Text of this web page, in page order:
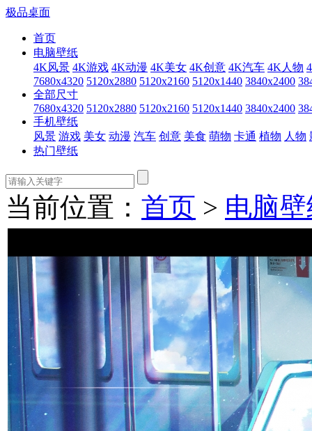
极品桌面
首页
电脑壁纸
4K风景 4K游戏 4K动漫 4K美女 4K创意 4K汽车 4K人物
7680x4320 5120x2880 5120x2160 5120x1440 3840x2400
全部尺寸
7680x4320 5120x2880 5120x2160 5120x1440 3840x2400
手机壁纸
风景 游戏 美女 动漫 汽车 创意 美食 萌物 卡通 植物 人物
热门壁纸
当前位置： 首页 > 电脑